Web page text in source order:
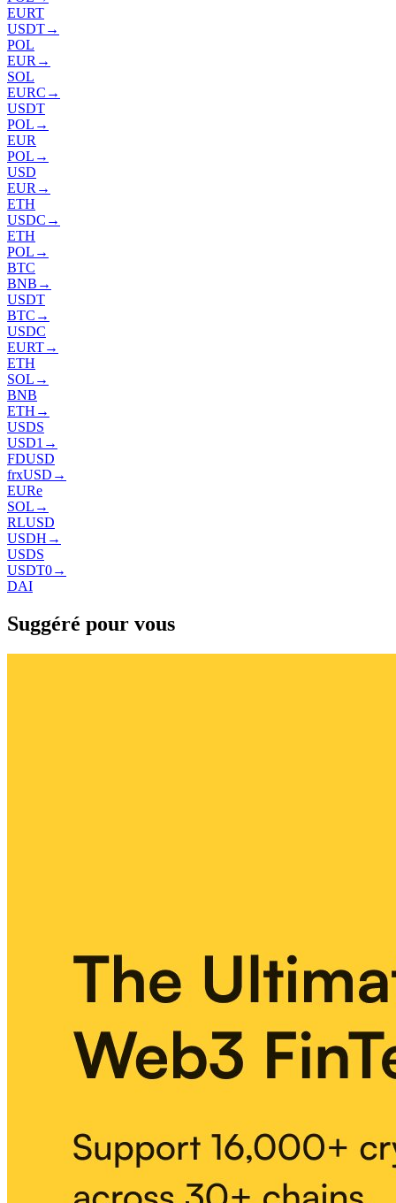
EURT
USDT→
POL
EUR →
SOL
EURC →
USDT
POL →
EUR
POL →
USD
EUR →
ETH
USDC →
ETH
POL →
BTC
BNB →
USDT
BTC →
USDC
EURT→
ETH
SOL →
BNB
ETH →
USDS
USD1 →
FDUSD
frxUSD →
EURe
SOL →
RLUSD
USDH →
USDS
USDT0→
DAI
Suggéré pour vous